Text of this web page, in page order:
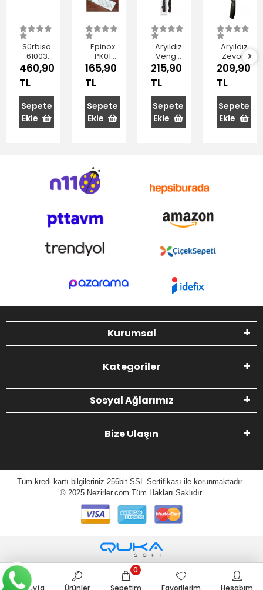
Sürbisa
61003
Mutak
Bıçağı
12.5 Cm
460,90
TL
Sepete
Ekle
Epinox
PK01
Peynir
Kesici
13x16 cm
165,90
TL
Sepete
Ekle
Aryıldız
Venge
Sebze
Bıçağı 13
215,90
TL
Sepete
Ekle
Aryıldız
Zevon
Doğrama
Bıçağı 16
209,90
TL
Sepete
Ekle
Kurumsal
Kategoriler
Sosyal Ağlarımız
Bize Ulaşın
Tüm kredi kartı bilgileriniz 256bit SSL Sertifikası ile korunmaktadır.
© 2025 Nezirler.com Tüm Hakları Saklıdır.
Anasayfa Ürünler Sepetim
0
Favorilerim
Hesabım